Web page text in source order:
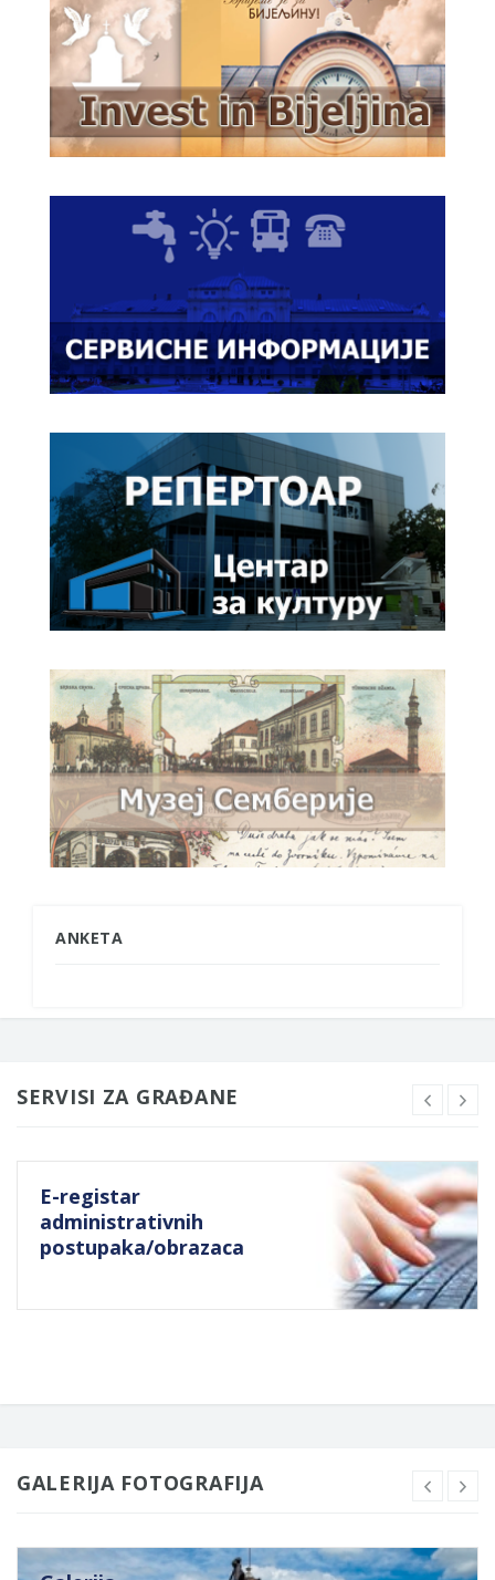
ANKETA
SERVISI ZA GRAĐANE
E-registar
administrativnih
postupaka/obrazaca
GALERIJA FOTOGRAFIJA